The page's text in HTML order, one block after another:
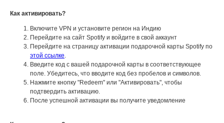
Как активировать?
Включите VPN и установите регион на Индию
Перейдите на сайт Spotify и войдите в свой аккаунт
Перейдите на страницу активации подарочной карты Spotify по
этой ссылке.
Введите код с вашей подарочной карты в соответствующее
поле. Убедитесь, что вводите код без пробелов и символов.
Нажмите кнопку "Redeem" или "Активировать", чтобы
подтвердить активацию.
После успешной активации вы получите уведомление